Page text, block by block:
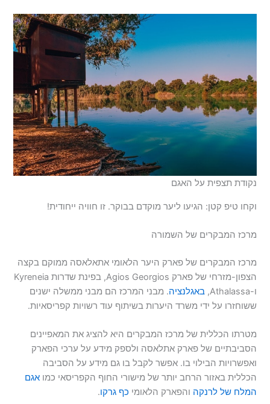
נקודת תצפית על האגם
וקחו טיפ קטן: הגיעו ליער מוקדם בבוקר. זו חוויה ייחודית!
מרכז המבקרים של השמורה
מרכז המבקרים של פארק היער הלאומי אתאלאסה ממוקם בקצה
הצפון-מזרחי של פארק Agios Georgios, בפינת שדרות Kyreneia
ו-Athalassa,
באגלנציה. מבני המרכז הם מבני ממשלה ישנים
ששוחזרו על ידי משרד היערות בשיתוף עוד רשויות קפריסאיות.
מטרתו הכללית של מרכז המבקרים היא להציג את המאפיינים
הסביבתיים של פארק אתלאסה ולספק מידע על ערכי הפארק
ואפשרויות הבילוי בו. אפשר לקבל בו גם מידע על הסביבה
הכללית באזור הרחב יותר של מישורי החוף הקפריסאי כמואגם
המלח של לרנקה והפארק הלאומי כף גרקו.